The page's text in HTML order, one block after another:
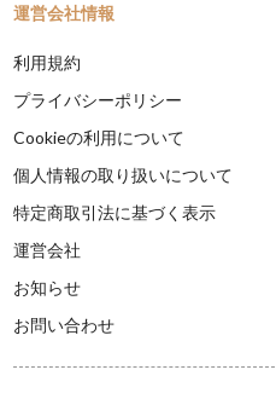
運営会社情報
利用規約
プライバシーポリシー
Cookieの利用について
個人情報の取り扱いについて
特定商取引法に基づく表示
運営会社
お知らせ
お問い合わせ